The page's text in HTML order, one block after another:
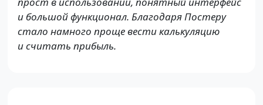
и большой функционал. Благодаря Постеру
стало намного проще вести калькуляцию
и считать прибыль.